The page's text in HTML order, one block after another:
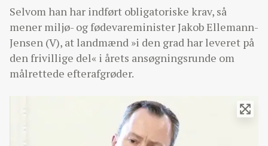
Selvom han har indført obligatoriske krav, så
mener miljø- og fødevareminister Jakob Ellemann-
Jensen (V), at landmænd »i den grad har leveret på
den frivillige del« i årets ansøgningsrunde om
målrettede efterafgrøder.